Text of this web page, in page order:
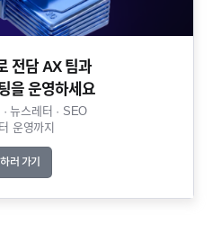
전담 AX 팀과
을 운영하세요​
뉴스레터 · SEO
운영까지​
러 가기